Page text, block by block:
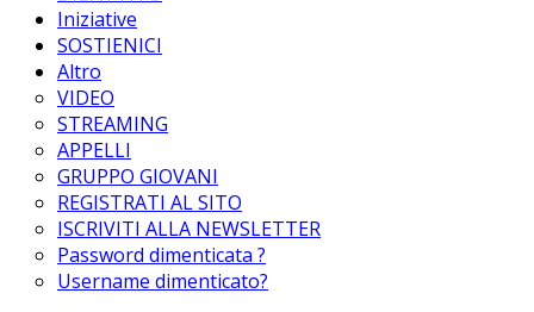
Iniziative
SOSTIENICI
Altro
VIDEO
STREAMING
APPELLI
GRUPPO GIOVANI
REGISTRATI AL SITO
ISCRIVITI ALLA NEWSLETTER
Password dimenticata ?
Username dimenticato?